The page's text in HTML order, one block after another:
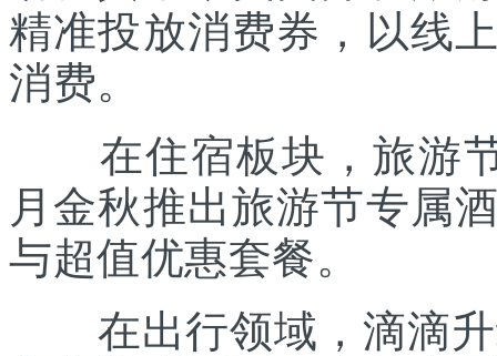
精准投放消费券，以线
消费。
在住宿板块，旅游节
月金秋推出旅游节专属
与超值优惠套餐。
在出行领域，滴滴升